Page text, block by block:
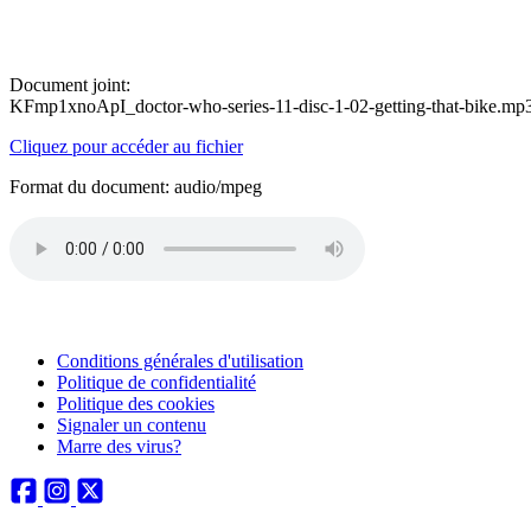
Document joint:
KFmp1xnoApI_doctor-who-series-11-disc-1-02-getting-that-
Cliquez pour accéder au fichier
Format du document: audio/mpeg
Conditions générales d'utilisation
Politique de confidentialité
Politique des cookies
Signaler un contenu
Marre des virus?